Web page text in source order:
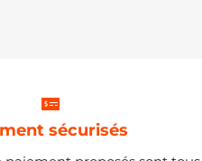
sécurisés